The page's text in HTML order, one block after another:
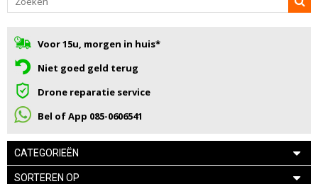
Voor 15u, morgen in huis*
Niet goed geld terug
Drone reparatie service
Bel of App 085-0606541
CATEGORIEËN
SORTEREN OP